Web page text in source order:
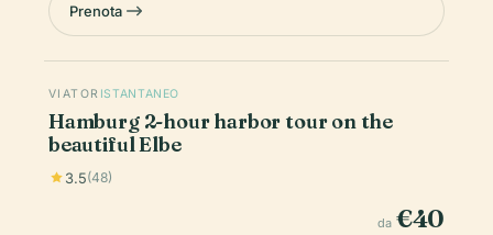
Prenota
VIATOR ISTANTANEO
Hamburg 2-hour harbor tour on the
beautiful Elbe
3.5(48)
da €40